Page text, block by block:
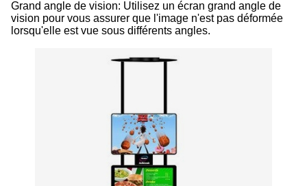
Grand angle de vision: Utilisez un écran grand angle de
vision pour vous assurer que l'image n'est pas déformée
lorsqu'elle est vue sous différents angles.